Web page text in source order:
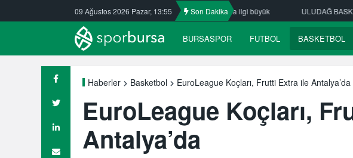
09 Ağustos 2026 Pazar, 13:55 Son Dakika
Nilüfer’de yaz okullarına ilgi büyük ULUDAĞ BASKETBOL NE OLACAK?
BURSASPOR FUTBOL BASKETBOL
Haberler Basketbol EuroLeague Koçları, Frutti Extra ile Antalya’da
EuroLeague Koçları,
Antalya’da